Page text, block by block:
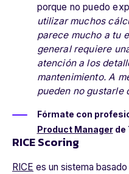
porque no puedo
utilizar muchos
parece mucho a tu
general requiere
atención a los
mantenimiento. A
pueden no gustarle
Fórmate con
Product Managerde
RICE Scoring
RICE es un sistema